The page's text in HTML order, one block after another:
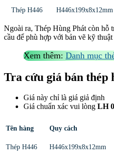
Thép H446
H446x199x8x12mm
Ngoài ra, Thép Hùng Phát còn hỗ
cầu để phù hợp với bản vẽ kỹ
Xem thêm: Danh mục
Tra cứu giá bán thép
Giá này chỉ là giá giả định
Giá chuẩn xác vui lòng LH
Tên hàng Quy cách
Thép H446
H446x199x8x12mm